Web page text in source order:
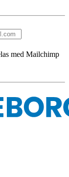
med Mailchimp